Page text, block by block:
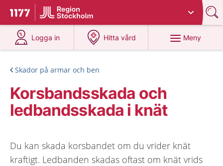
Till startsidan för 1177
Du har valt region
Logga in
på 1177.se
Hitta vård
på 1177.se
Meny
Skador på armar och ben
Korsbandsskada och
ledbandsskada i knät
Du kan skada korsbandet om du vrider knät
kraftigt. Ledbanden skadas oftast om knät vrids